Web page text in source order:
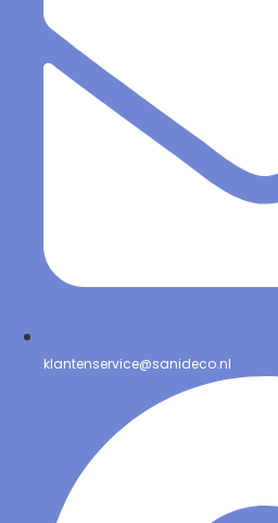
klantenservice@sanideco.nl